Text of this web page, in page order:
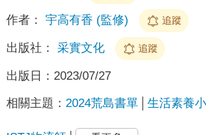
作者： 宇高有香 (監修) 追蹤
出版社： 采實文化 追蹤
出版日： 2023/07/27
相關主題： 2024荒島書單 生活素養